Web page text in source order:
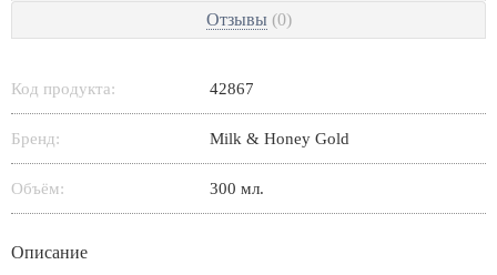
Отзывы (0)
Код продукта: 42867
Бренд: Milk & Honey Gold
Объём: 300 мл.
Описание